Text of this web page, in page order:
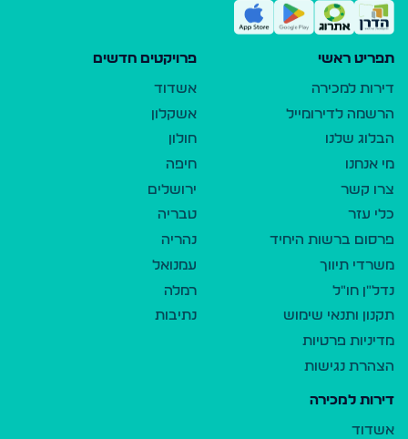
תפריט ראשי
דירות למכירה
הרשמה לדירומייל
הבלוג שלנו
מי אנחנו
צרו קשר
כלי עזר
פרסום ברשות היחיד
משרדי תיווך
נדל"ן חו"ל
תקנון ותנאי שימוש
מדיניות פרטיות
הצהרת נגישות
פרויקטים חדשים
אשדוד
אשקלון
חולון
חיפה
ירושלים
טבריה
נהריה
עמנואל
רמלה
נתיבות
דירות למכירה
אשדוד